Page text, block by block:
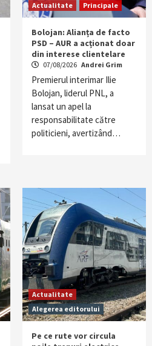
Actualitate Principale
Bolojan: Alianța de facto
PSD – AUR a acționat doar
din interese clientelare
07/08/2026 Andrei Grim
Premierul interimar Ilie
Bolojan, liderul PNL, a
lansat un apel la
responsabilitate către
politicieni, avertizând…
Actualitate
Alegerea editorului
Pe ce rute vor circula